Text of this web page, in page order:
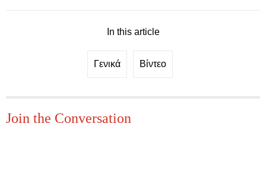
In this article
Γενικά Βίντεο
Join the Conversation